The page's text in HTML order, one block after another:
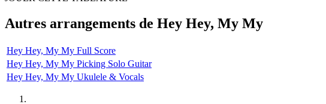
Autres arrangements de Hey Hey, My My
Hey Hey, My My Full Score
Hey Hey, My My Picking Solo Guitar
Hey Hey, My My Ukulele & Vocals